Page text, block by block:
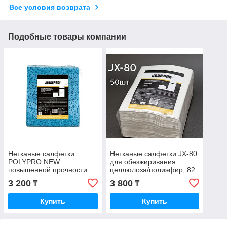
Все условия возврата
Подобные товары компании
Нетканые салфетки
POLYPRO NEW
повышенной прочности
для обезжиривания 100%
полипропилена, голубые
30 х 38 см
3 200 ₸
Купить
Нетканые салфетки JX-80
для обезжиривания
целлюлоза/полиэфир, 82
г/м2, ьелые 29 х 36 см
3 800₸
Купить